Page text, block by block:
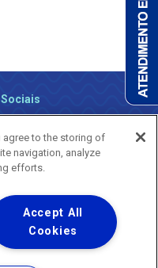
os Direitos Reservados.
a vida
agree to the storing of
navigation, analyze
efforts.
Accept All
Cookies